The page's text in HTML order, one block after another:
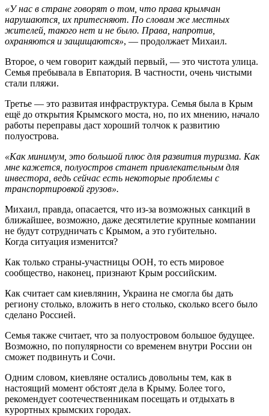
«У нас в стране говорят о том, что права крымчан
нарушаются, их притесняют. По словам же местных
жителей, такого нет и не было. Права, напротив,
охраняются и защищаются», — продолжает Михаил.
Второе, о чем говорит каждый первый, — это чистота улица.
Семья пребывала в Евпатория. В частности, очень чистыми
стали пляжи.
Третье — это развитая инфраструктура. Семья была в Крым
ещё до открытия Крымского моста, но, по их мнению, начало
работы переправы даст хороший толчок к развитию
полуострова.
«Как минимум, это большой плюс для развития туризма. Как
мне кажется, полуостров станет привлекательным для
инвестора, ведь сейчас есть некоторые проблемы с
транспортировкой грузов».
Михаил, правда, опасается, что из-за возможных санкций в
ближайшее, возможно, даже десятилетие крупные компании
не будут сотрудничать с Крымом, а это губительно.
Когда ситуация изменится?
Как только страны-участницы ООН, то есть мировое
сообщество, наконец, признают Крым российским.
Как считает сам киевлянин, Украина не смогла бы дать
региону столько, вложить в него столько, сколько всего было
сделано Россией.
Семья также считает, что за полуостровом большое будущее.
Возможно, по популярности со временем внутри России он
сможет подвинуть и Сочи.
Одним словом, киевляне остались довольны тем, как в
настоящий момент обстоят дела в Крыму. Более того,
рекомендует соотечественникам посещать и отдыхать в
курортных крымских городах.